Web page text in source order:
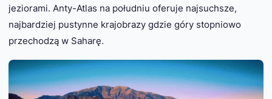
jeziorami. Anty-Atlas na południu oferuje najsuchsze,
najbardziej pustynne krajobrazy gdzie góry stopniowo
przechodzą w Saharę.